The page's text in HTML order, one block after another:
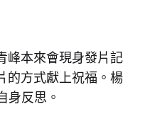
峰本來會現身發片記
的方式獻上祝福。楊
身反思。